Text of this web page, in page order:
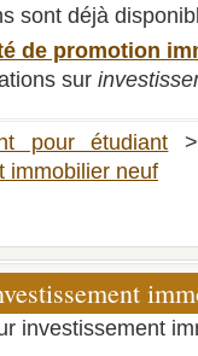
sont déjà
de promotion
sur
pour étudiant
immobilier neuf
investissement